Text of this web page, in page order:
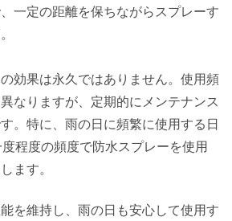
一定の距離を保ちながらスプレーす
効果は永久ではありません。使用頻
なりますが、定期的にメンテナンス
。特に、雨の日に頻繁に使用する日
程度の頻度で防水スプレーを使用
ます。
を維持し、雨の日も安心して使用す